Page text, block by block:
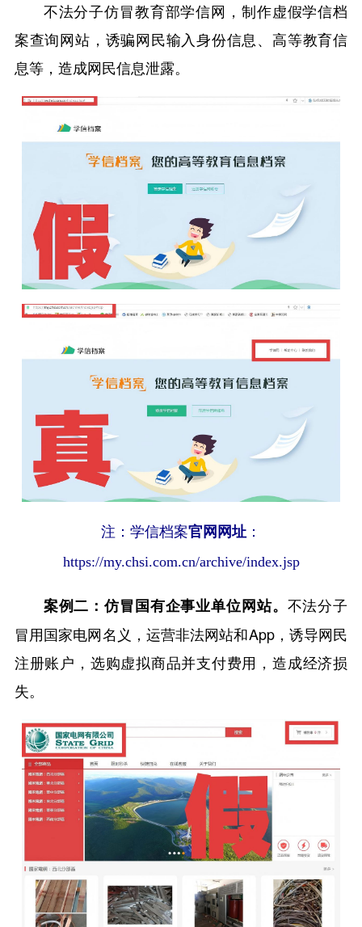
不法分子仿冒教育部学信网，制作虚假学信档
案查询网站，诱骗网民输入身份信息、高等教育信
息等，造成网民信息泄露。
注：学信档案官网网址 ：
https://my.chsi.com.cn/archive/index.jsp
案例二：仿冒国有企事业单位网站。 不法分子
冒用国家电网名义，运营非法网站和App，诱导网民
注册账户，选购虚拟商品并支付费用，造成经济损
失。